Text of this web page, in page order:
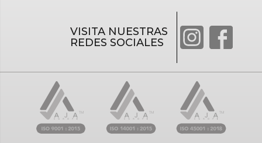
VISITA NUESTRAS
REDES SOCIALES